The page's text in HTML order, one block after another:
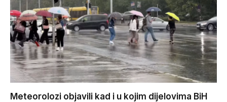
Meteorolozi objavili kad i u kojim dijelovima BiH